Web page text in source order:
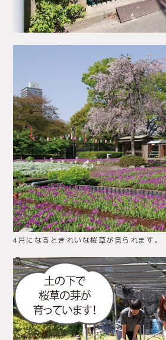
4月になるときれいな桜草が見られます。